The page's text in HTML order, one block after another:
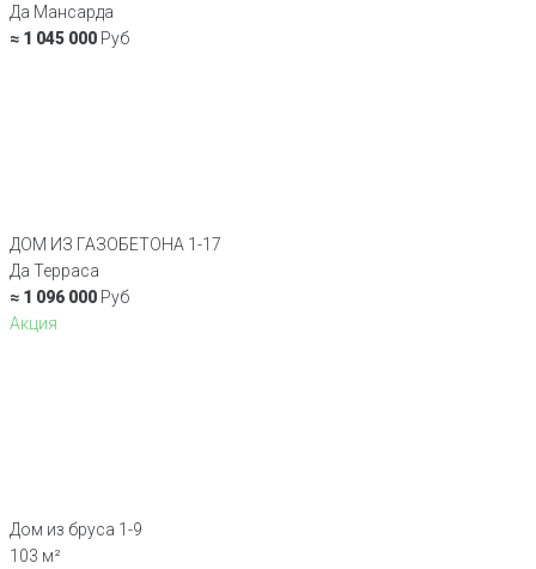
Да Мансарда
≈ 1 045 000 Руб
ДОМ ИЗ ГАЗОБЕТОНА 1-17
Да Терраса
≈ 1 096 000 Руб
Акция
Дом из бруса 1-9
103 м²